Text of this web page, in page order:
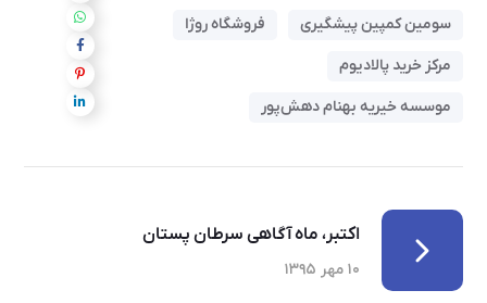
سومین کمپین پیشگیری
فروشگاه روژا
مرکز خرید پالادیوم
موسسه خیریه بهنام دهش‌پور
اکتبر، ماه آگاهی سرطان پستان
۱۰ مهر ۱۳۹۵